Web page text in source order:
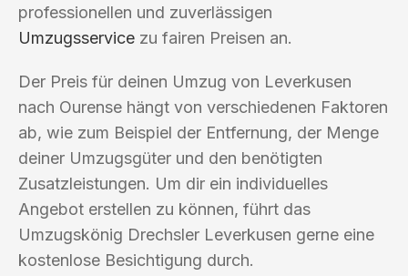
professionellen und zuverlässigen
Umzugsservice zu fairen Preisen an.
Der Preis für deinen Umzug von Leverkusen
nach Ourense hängt von verschiedenen Faktoren
ab, wie zum Beispiel der Entfernung, der Menge
deiner Umzugsgüter und den benötigten
Zusatzleistungen. Um dir ein individuelles
Angebot erstellen zu können, führt das
Umzugskönig Drechsler Leverkusen gerne eine
kostenlose Besichtigung durch.